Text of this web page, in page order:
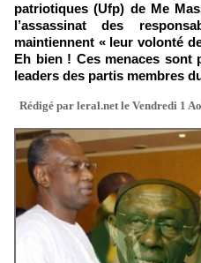
patriotiques (Ufp) de Me
l’assassinat des
maintiennent « leur volonté
Eh bien ! Ces menaces sont
leaders des partis membres
Rédigé par leral.net le Vendredi 1